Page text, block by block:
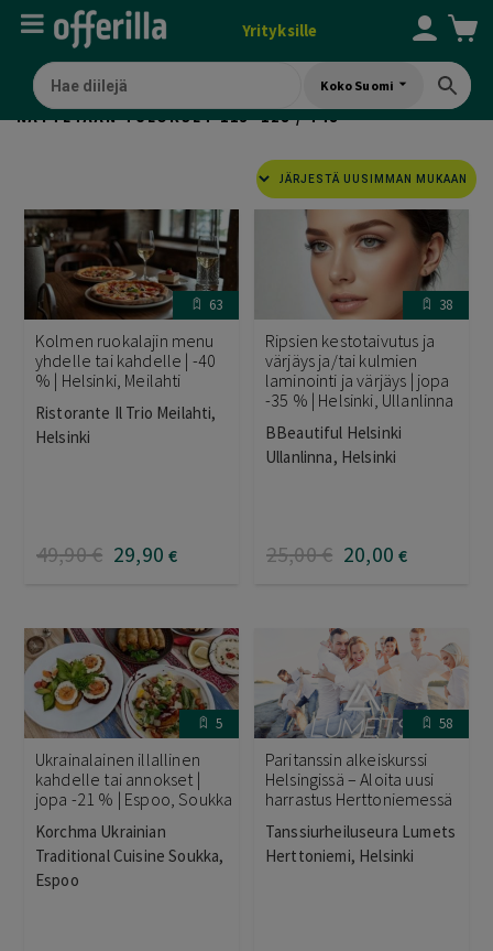
Yrityksille
Koko Suomi
NÄYTETÄÄN TULOKSET 113–128 / 748SORTED
LATEST
63
Kolmen ruokalajin menu
yhdelle tai kahdelle | -40
% | Helsinki, Meilahti
Ristorante Il Trio Meilahti,
Helsinki
49,90€ 29,90 €
38
Ripsien kestotaivutus ja
värjäys ja/tai kulmien
laminointi ja värjäys | jopa
-35 % | Helsinki, Ullanlinna
BBeautiful Helsinki
Ullanlinna, Helsinki
25,00€ 20,00 €
5
Ukrainalainen illallinen
kahdelle tai annokset |
jopa -21 % | Espoo, Soukka
Korchma Ukrainian
Traditional Cuisine Soukka,
Espoo
58
Paritanssin alkeiskurssi
Helsingissä – Aloita uusi
harrastus Herttoniemessä
Tanssiurheiluseura Lumets
Herttoniemi, Helsinki